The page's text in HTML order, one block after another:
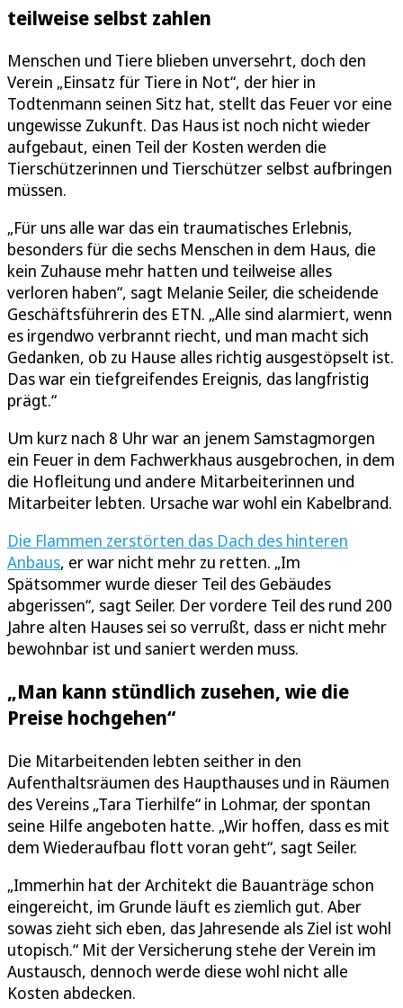
teilweise selbst zahlen
Menschen und Tiere blieben unversehrt, doch den
Verein „Einsatz für Tiere in Not“, der hier in
Todtenmann seinen Sitz hat, stellt das Feuer vor eine
ungewisse Zukunft. Das Haus ist noch nicht wieder
aufgebaut, einen Teil der Kosten werden die
Tierschützerinnen und Tierschützer selbst aufbringen
müssen.
„Für uns alle war das ein traumatisches Erlebnis,
besonders für die sechs Menschen in dem Haus, die
kein Zuhause mehr hatten und teilweise alles
verloren haben“, sagt Melanie Seiler, die scheidende
Geschäftsführerin des ETN. „Alle sind alarmiert, wenn
es irgendwo verbrannt riecht, und man macht sich
Gedanken, ob zu Hause alles richtig ausgestöpselt ist.
Das war ein tiefgreifendes Ereignis, das langfristig
prägt.“
Um kurz nach 8 Uhr war an jenem Samstagmorgen
ein Feuer in dem Fachwerkhaus ausgebrochen, in dem
die Hofleitung und andere Mitarbeiterinnen und
Mitarbeiter lebten. Ursache war wohl ein Kabelbrand.
Die Flammen zerstörten das Dach des hinteren
Anbaus, er war nicht mehr zu retten. „Im
Spätsommer wurde dieser Teil des Gebäudes
abgerissen“, sagt Seiler. Der vordere Teil des rund 200
Jahre alten Hauses sei so verrußt, dass er nicht mehr
bewohnbar ist und saniert werden muss.
„Man kann stündlich zusehen, wie die
Preise hochgehen“
Die Mitarbeitenden lebten seither in den
Aufenthaltsräumen des Haupthauses und in Räumen
des Vereins „Tara Tierhilfe“ in Lohmar, der spontan
seine Hilfe angeboten hatte. „Wir hoffen, dass es mit
dem Wiederaufbau flott voran geht“, sagt Seiler.
„Immerhin hat der Architekt die Bauanträge schon
eingereicht, im Grunde läuft es ziemlich gut. Aber
sowas zieht sich eben, das Jahresende als Ziel ist wohl
utopisch.“ Mit der Versicherung stehe der Verein im
Austausch, dennoch werde diese wohl nicht alle
Kosten abdecken.